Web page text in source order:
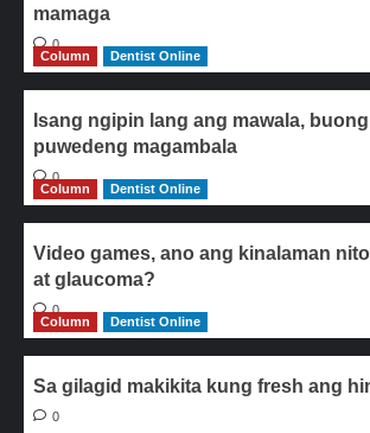
mamaga
0
Column
Dentist Online
Isang ngipin lang ang mawala,
puwedeng magambala
0
Column
Dentist Online
Video games, ano ang kinalaman
at glaucoma?
0
Column
Dentist Online
Sa gilagid makikita kung fresh ang
0